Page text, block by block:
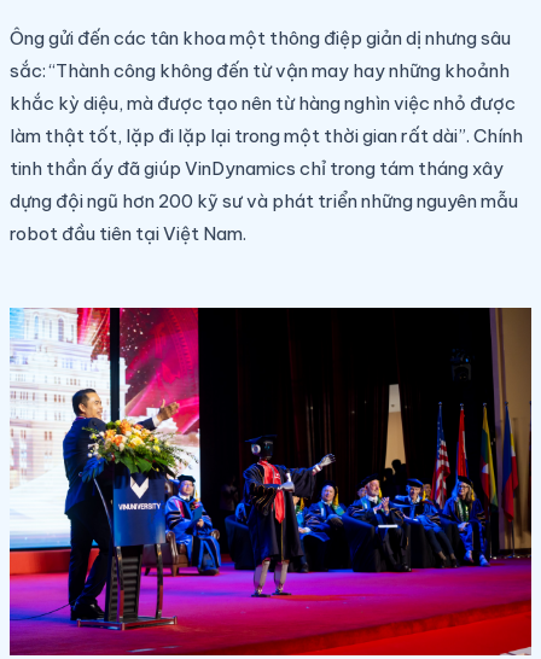
Ông gửi đến các tân khoa một thông điệp giản dị nhưng sâu
sắc: “Thành công không đến từ vận may hay những khoảnh
khắc kỳ diệu, mà được tạo nên từ hàng nghìn việc nhỏ được
làm thật tốt, lặp đi lặp lại trong một thời gian rất dài”. Chính
tinh thần ấy đã giúp VinDynamics chỉ trong tám tháng xây
dựng đội ngũ hơn 200 kỹ sư và phát triển những nguyên mẫu
robot đầu tiên tại Việt Nam.